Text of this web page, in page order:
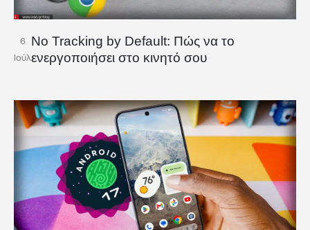
6
Ιούλ
No Tracking by Default: Πώς να το
ενεργοποιήσει στο κινητό σου